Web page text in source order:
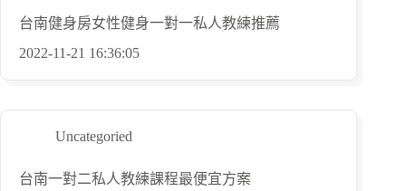
台南健身房女性健身一對一私人教練推薦
2022-11-21 16:36:05
Uncategoried
台南一對二私人教練課程最便宜方案